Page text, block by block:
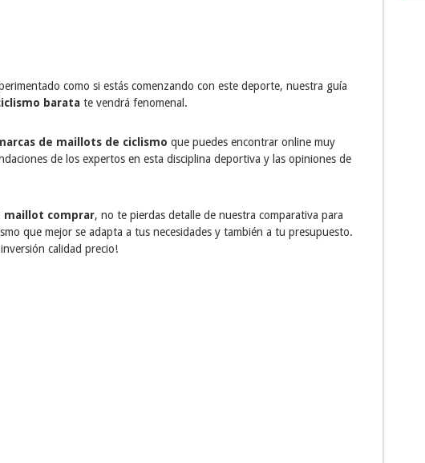
como si estás comenzando con este deporte, nuestra guía
baratate vendrá fenomenal.
de maillots de ciclismo que puedes encontrar online muy
de los expertos en esta disciplina deportiva y las opiniones de
maillot comprar, no te pierdas detalle de nuestra comparativa para
que mejor se adapta a tus necesidades y también a tu presupuesto.
calidad precio!